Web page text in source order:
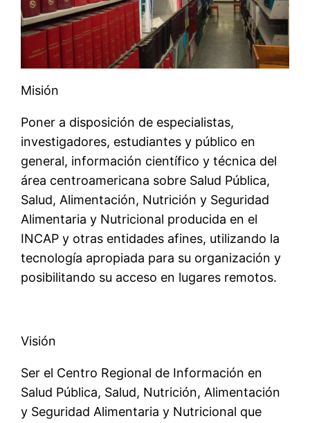
Misión
Poner a disposición de especialistas,
investigadores, estudiantes y público en
general, información científico y técnica del
área centroamericana sobre Salud Pública,
Salud, Alimentación, Nutrición y Seguridad
Alimentaria y Nutricional producida en el
INCAP y otras entidades afines, utilizando la
tecnología apropiada para su organización y
posibilitando su acceso en lugares remotos.
Visión
Ser el Centro Regional de Información en
Salud Pública, Salud, Nutrición, Alimentación
y Seguridad Alimentaria y Nutricional que